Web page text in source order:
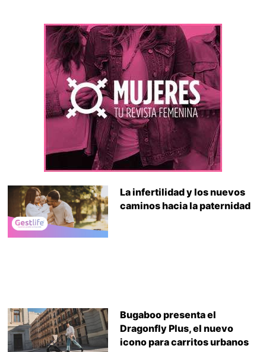
La infertilidad y los nuevos
caminos hacia la paternidad
Bugaboo presenta el
Dragonfly Plus, el nuevo
icono para carritos urbanos